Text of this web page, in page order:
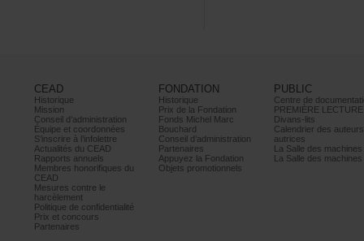
CEAD
Historique
Mission
Conseild’administration
Équipeetcoordonnées
S’inscrireàl’infolettre
ActualitésduCEAD
Rapportsannuels
Membreshonorifiquesdu
CEAD
Mesurescontrele
harcèlement
Politiquedeconfidentialité
Prixetconcours
Partenaires
FONDATION
Historique
PrixdelaFondation
FondsMichelMarc
Bouchard
Conseild’administration
Partenaires
AppuyezlaFondation
Objetspromotionnels
PUBLIC
PREMIÈRELECTURE
Divans-lits
autrices